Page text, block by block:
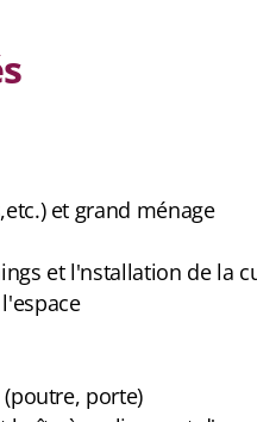
et grand ménage
et l'nstallation de la
porte)